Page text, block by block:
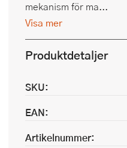
mekanism för ma...
Visa mer
Produktdetaljer
SKU:
EAN:
Artikelnummer: